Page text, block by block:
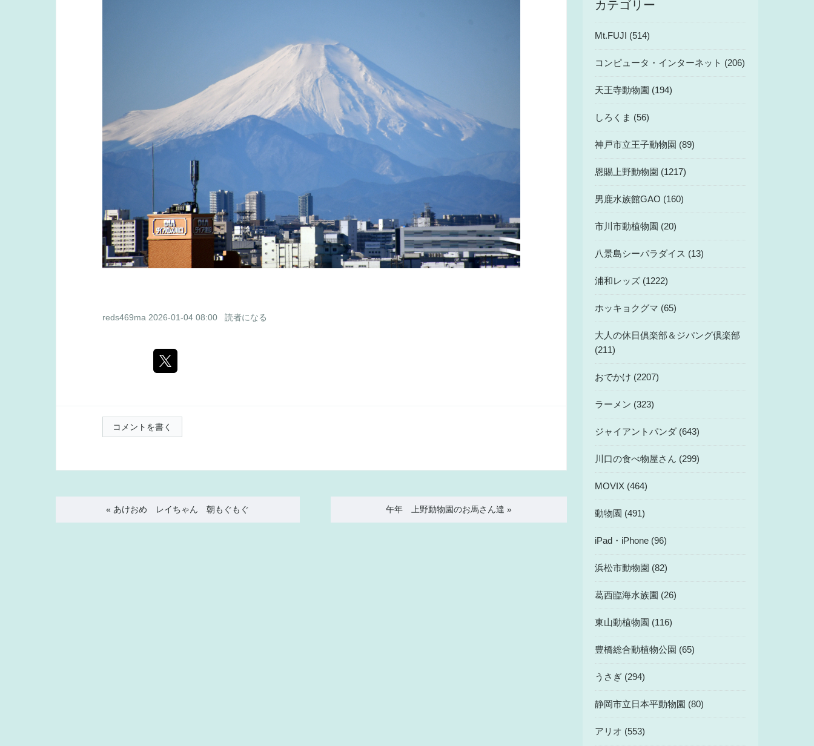
reds469ma 2026-01-04 08:00 読者になる
コメントを書く
« あけおめ レイちゃん 朝もぐもぐ 午年 上野動物園のお馬さん達 »
カテゴリー
Mt.FUJI (514)
コンピュータ・インターネット (206)
天王寺動物園 (194)
しろくま (56)
神戸市立王子動物園 (89)
恩賜上野動物園 (1217)
男鹿水族館GAO (160)
市川市動植物園 (20)
八景島シーパラダイス (13)
浦和レッズ (1222)
ホッキョクグマ (65)
大人の休日俱楽部＆ジパング倶楽部
(211)
おでかけ (2207)
ラーメン (323)
ジャイアントパンダ (643)
川口の食べ物屋さん (299)
MOVIX (464)
動物園 (491)
iPad・iPhone (96)
浜松市動物園 (82)
葛西臨海水族園 (26)
東山動植物園 (116)
豊橋総合動植物公園 (65)
うさぎ (294)
静岡市立日本平動物園 (80)
アリオ (553)